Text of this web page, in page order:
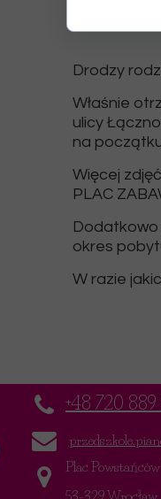
Drodzy
Właśnie
ulicy
na
Więcej
PLAC
Dodatkowo
okres
W razie
Plac
+48 720